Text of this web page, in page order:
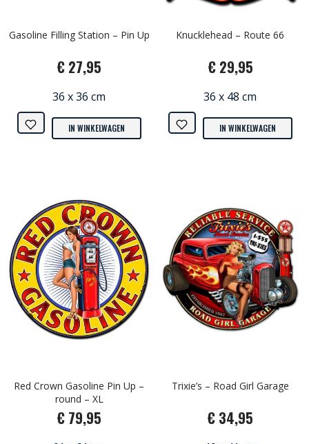
Gasoline Filling Station – Pin Up
€ 27,95
36 x 36 cm
IN WINKELWAGEN
Knucklehead – Route 66
€ 29,95
36 x 48 cm
IN WINKELWAGEN
Red Crown Gasoline Pin Up –
round – XL
€ 79,95
Trixie’s – Road Girl Garage
€ 34,95